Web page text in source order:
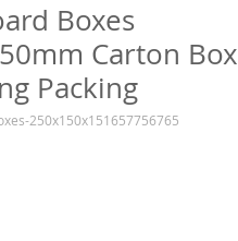
Boxes
Carton Box
Packing
250x150x151657756765